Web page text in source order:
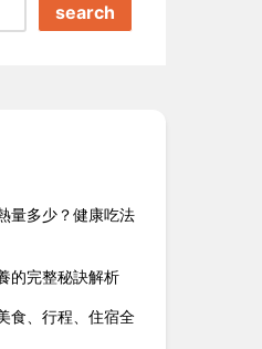
search
量多少？健康吃法
的完整秘訣解析
食、行程、住宿全